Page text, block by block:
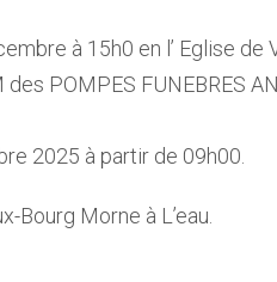
à 15h0 en l’ Eglise de
POMPES FUNEBRES
2025 à partir de 09h00.
Bourg Morne à L’eau.